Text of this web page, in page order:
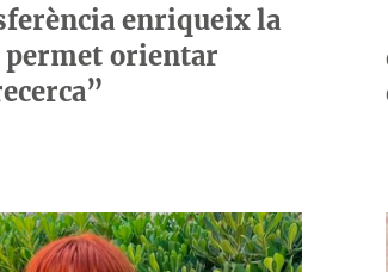
enriqueix la
permet orientar